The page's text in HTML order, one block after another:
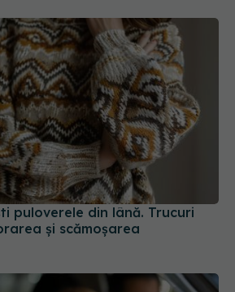
puloverele din lână. Trucuri
și scămoșarea